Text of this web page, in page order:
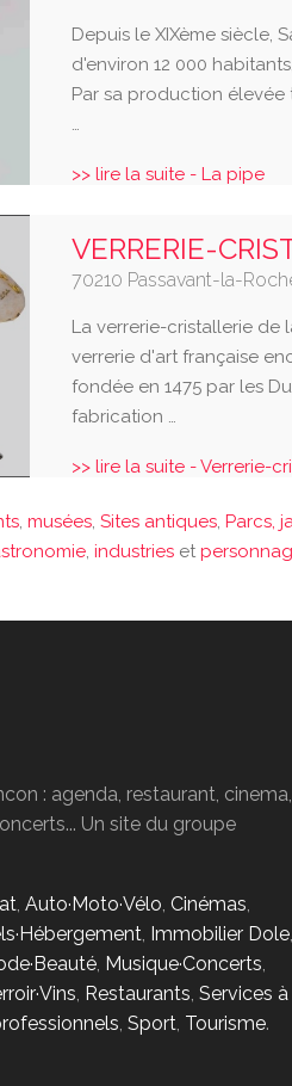
Depuis le XIXème siècle,
d'environ 12 000
Par sa production
…
>> lire la suite - La pipe
VERRERIE-
70210 Passavant-la-
La verrerie-cristallerie de
verrerie d'art française
fondée en 1475 par les
fabrication …
>> lire la suite - Verrerie-
, musées, Sites antiques, Parcs,
, industries et
: agenda, restaurant, cinema,
Un site du groupe
, Auto·Moto·Vélo, Cinémas,
, Immobilier Dole,
, Musique·Concerts,
, Restaurants, Services à
, Sport, Tourisme.